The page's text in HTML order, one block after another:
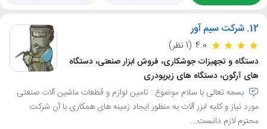
12. شرکت سیم آور
4.0 (1 نظر)
دستگاه و تجهیزات جوشکاری، فروش ابزار صنعتی، دستگاه
های آرگون، دستگاه های زیرپودری
بسمه تعالی با سلام موضوع : تامین لوازم و قطعات ماشین آلات صنعتی
مورد نیاز و کلیه ابزر آلات به منظور ایجاد زمینه های همکاری با آن شرکت
محترم لازم دانست...